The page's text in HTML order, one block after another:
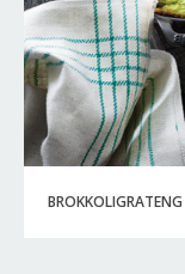
BROKKOLIGRATENG